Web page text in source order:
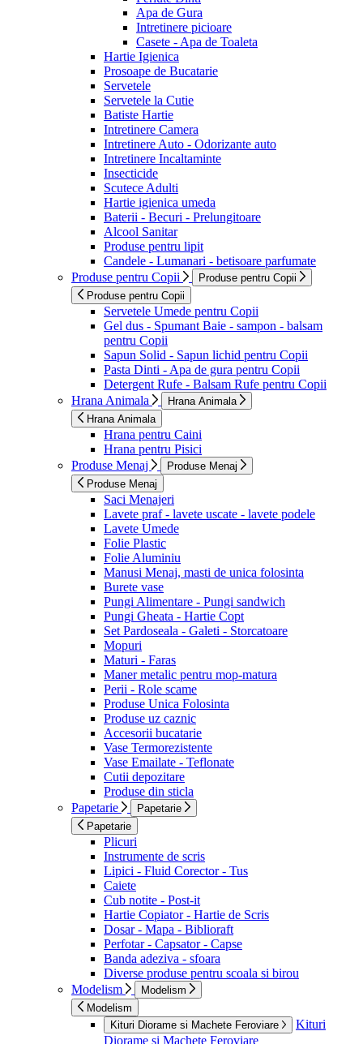
Apa de Gura
Intretinere picioare
Casete - Apa de Toaleta
Hartie Igienica
Prosoape de Bucatarie
Servetele
Servetele la Cutie
Batiste Hartie
Intretinere Camera
Intretinere Auto - Odorizante auto
Intretinere Incaltaminte
Insecticide
Scutece Adulti
Hartie igienica umeda
Baterii - Becuri - Prelungitoare
Alcool Sanitar
Produse pentru lipit
Candele - Lumanari - betisoare parfumate
Produse pentru Copii
Produse pentru Copii
Produse pentru Copii
Servetele Umede pentru Copii
Gel dus - Spumant Baie - sampon - balsam
pentru Copii
Sapun Solid - Sapun lichid pentru Copii
Pasta Dinti - Apa de gura pentru Copii
Detergent Rufe - Balsam Rufe pentru Copii
Hrana Animala
Hrana Animala
Hrana Animala
Hrana pentru Caini
Hrana pentru Pisici
Produse Menaj
Produse Menaj
Produse Menaj
Saci Menajeri
Lavete praf - lavete uscate - lavete podele
Lavete Umede
Folie Plastic
Folie Aluminiu
Manusi Menaj, masti de unica folosinta
Burete vase
Pungi Alimentare - Pungi sandwich
Pungi Gheata - Hartie Copt
Set Pardoseala - Galeti - Storcatoare
Mopuri
Maturi - Faras
Maner metalic pentru mop-matura
Perii - Role scame
Produse Unica Folosinta
Produse uz caznic
Accesorii bucatarie
Vase Termorezistente
Vase Emailate - Teflonate
Cutii depozitare
Produse din sticla
Papetarie
Papetarie
Papetarie
Plicuri
Instrumente de scris
Lipici - Fluid Corector - Tus
Caiete
Cub notite - Post-it
Hartie Copiator - Hartie de Scris
Dosar - Mapa - Biblioraft
Perfotar - Capsator - Capse
Banda adeziva - sfoara
Diverse produse pentru scoala si birou
Modelism
Modelism
Modelism
Kituri Diorame si Machete Feroviare
Kituri
Diorame si Machete Feroviare